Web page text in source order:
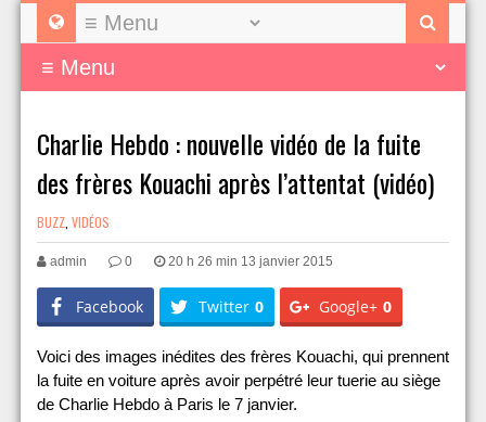
Charlie Hebdo : nouvelle vidéo de la fuite
des frères Kouachi après l’attentat (vidéo)
BUZZ VIDÉOS
admin 0 20 h 26 min 13 janvier 2015
Facebook Twitter 0 Google+ 0
Voici des images inédites des frères Kouachi, qui prennent
la fuite en voiture après avoir perpétré leur tuerie au siège
de Charlie Hebdo à Paris le 7 janvier.